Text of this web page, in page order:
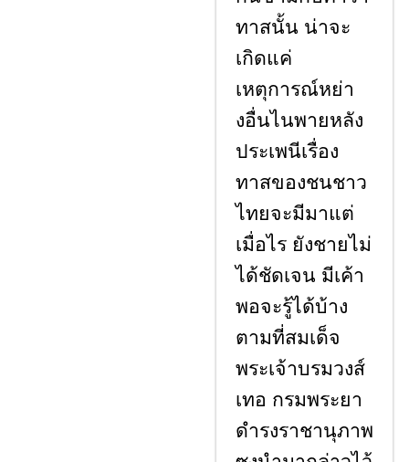
ทาสนั้น น่าจะ
เกิดแค่
เหตุการณ์หย่า
งอื่นไนพายหลัง
ประเพนีเรื่อง
ทาสของชนชาว
ไทยจะมีมาแต่
เมื่อไร ยังชายไม่
ได้ชัดเจน มีเค้า
พอจะรู้ได้บ้าง
ตามที่สมเด็จ
พระเจ้าบรมวงส์
เทอ กรมพระยา
ดำรงราชานุภาพ